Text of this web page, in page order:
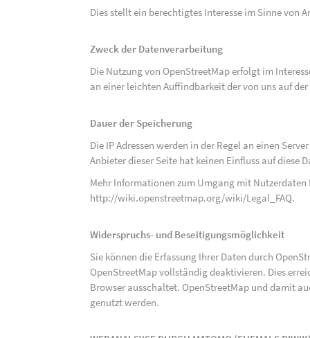
Dies stellt ein berechtigtes Interesse im Sinne von
Zweck der Datenverarbeitung
Die Nutzung von OpenStreetMap erfolgt im
an einer leichten Auffindbarkeit der von uns auf
Dauer der Speicherung
Die IP Adressen werden in der Regel an einen
Anbieter dieser Seite hat keinen Einfluss auf diese
Mehr Informationen zum Umgang mit
http://wiki.openstreetmap.org/wiki/Legal_FAQ.
Widerspruchs- und Beseitigungsmöglichkeit
Sie können die Erfassung Ihrer Daten durch
OpenStreetMap vollständig deaktivieren. Dies
Browser ausschaltet. OpenStreetMap und damit
genutzt werden.